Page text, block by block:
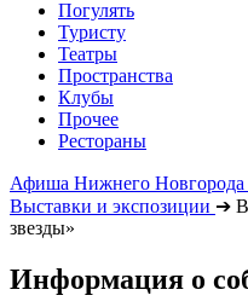
Погулять
Туристу
Театры
Пространства
Клубы
Прочее
Рестораны
Афиша Нижнего Новгорода
Выставки и экспозиции ➔
звезды»
Информация о